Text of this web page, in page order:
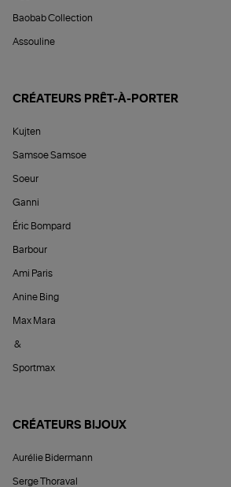
Baobab Collection
Assouline
CRÉATEURS PRÊT-À-PORTER
Kujten
Samsoe Samsoe
Soeur
Ganni
Éric Bompard
Barbour
Ami Paris
Anine Bing
Max Mara
&
Sportmax
CRÉATEURS BIJOUX
Aurélie Bidermann
Serge Thoraval